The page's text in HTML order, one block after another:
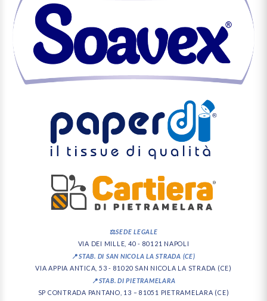
⚖️SEDE LEGALE
VIA DEI MILLE, 40 - 80121 NAPOLI
📍STAB. DI SAN NICOLA LA STRADA (CE)
VIA APPIA ANTICA, 53 - 81020 SAN NICOLA LA STRADA (CE)
📍STAB. DI PIETRAMELARA
SP CONTRADA PANTANO, 13 – 81051 PIETRAMELARA (CE)